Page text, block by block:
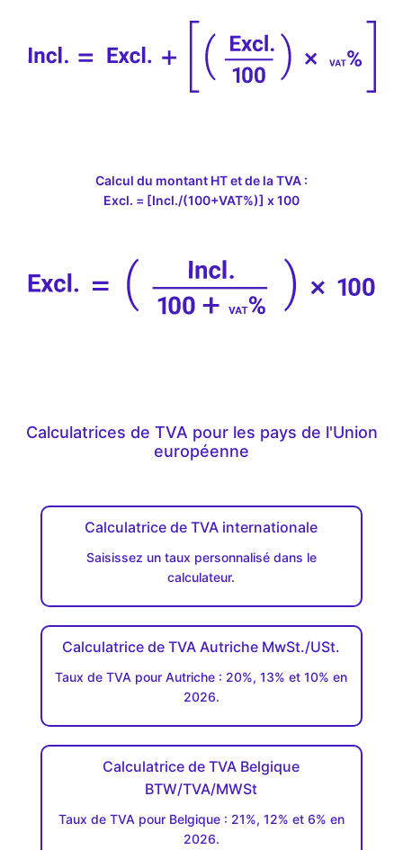
Calcul du montant HT et de la TVA :
Excl. = [Incl./(100+VAT%)] x 100
Calculatrices de TVA pour les pays de l'Union
européenne
Calculatrice de TVA internationale
Saisissez un taux personnalisé dans le
calculateur.
Calculatrice de TVA Autriche MwSt./USt.
Taux de TVA pour Autriche : 20%, 13% et 10% en
2026.
Calculatrice de TVA Belgique
BTW/TVA/MWSt
Taux de TVA pour Belgique : 21%, 12% et 6% en
2026.